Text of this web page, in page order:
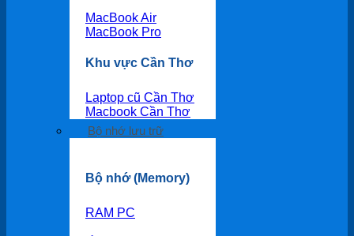
MacBook Air
MacBook Pro
Khu vực Cần Thơ
Laptop cũ Cần Thơ
Macbook Cần Thơ
Bộ nhớ lưu trữ
Bộ nhớ (Memory)
RAM PC